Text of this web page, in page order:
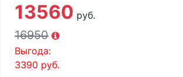
13560 руб.
16950
Выгода:
3390 руб.